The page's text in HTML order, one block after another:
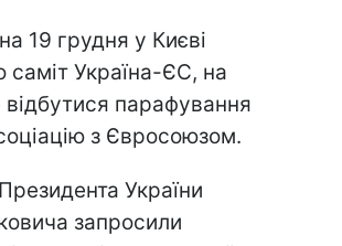
19 грудня у Києві
саміт Україна-ЄС, на
парафування
з Євросоюзом.
України
запросили